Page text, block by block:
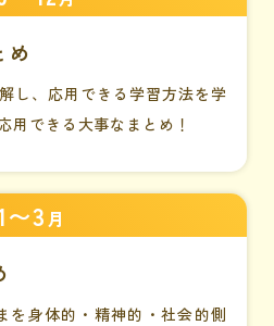
め
し、応用できる学習方法を学
用できる大事なまとめ！
〜3 月
を身体的・精神的・社会的側